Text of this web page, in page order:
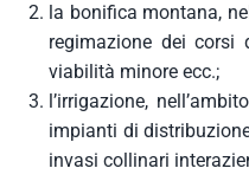
la bonifica montana,
regimazione dei corsi
viabilità minore ecc.;
l’irrigazione,
impianti di
invasi collinari